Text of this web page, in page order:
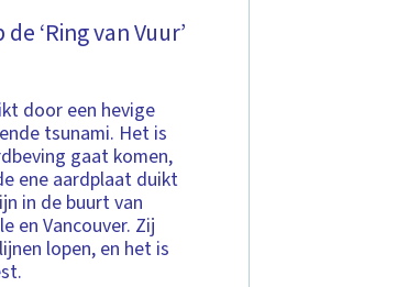
‘Ring van Vuur’
door een hevige
tsunami. Het is
gaat komen,
ene aardplaat duikt
in de buurt van
en Vancouver. Zij
lopen, en het is